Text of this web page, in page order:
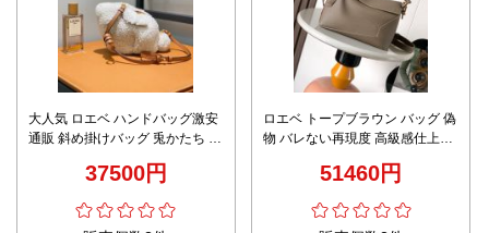
大人気 ロエベ ハンドバッグ激安
通販 斜め掛けバッグ 兎かたち 可
37500円
ロエベ トープブラウン バッグ 偽
物 バレない再現度 高級感仕上げ
51460円